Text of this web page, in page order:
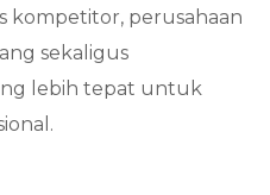
kompetitor, perusahaan
sekaligus
lebih tepat untuk